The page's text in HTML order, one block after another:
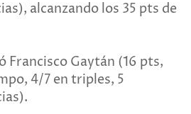
alcanzando los 35 pts de
Francisco Gaytán (16 pts,
4/7 en triples, 5